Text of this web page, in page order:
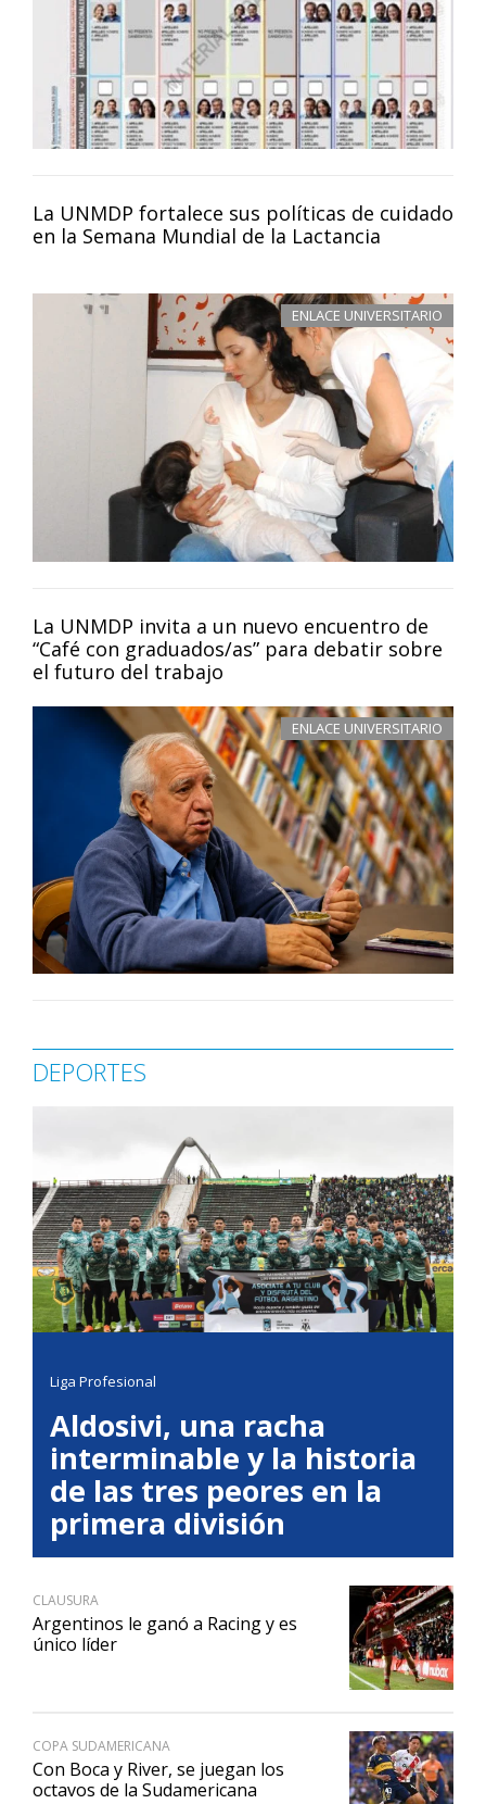
La UNMDP fortalece sus políticas de cuidado
en la Semana Mundial de la Lactancia
ENLACE UNIVERSITARIO
La UNMDP invita a un nuevo encuentro de
“Café con graduados/as” para debatir sobre
el futuro del trabajo
ENLACE UNIVERSITARIO
DEPORTES
Liga Profesional
Aldosivi, una racha
interminable y la historia
de las tres peores en la
primera división
CLAUSURA
Argentinos le ganó a Racing y es
único líder
COPA SUDAMERICANA
Con Boca y River, se juegan los
octavos de la Sudamericana